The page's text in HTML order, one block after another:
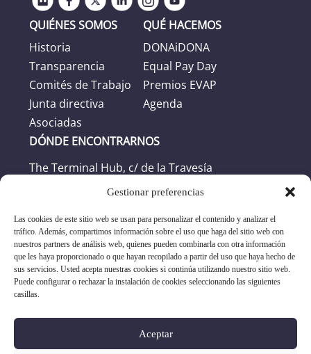
Gestionar preferencias
Las cookies de este sitio web se usan para personalizar el contenido y analizar el
tráfico. Además, compartimos información sobre el uso que haga del sitio web con
nuestros partners de análisis web, quienes pueden combinarla con otra información
que les haya proporcionado o que hayan recopilado a partir del uso que haya hecho de
sus servicios. Usted acepta nuestras cookies si continúa utilizando nuestro sitio web.
Puede configurar o rechazar la instalación de cookies seleccionando las siguientes
casillas.
Aceptar
QUIÉNES SOMOS
Historia
Transparencia
Comités de Trabajo
Junta directiva
Asociadas
QUÉ HACEMOS
DONAiDONA
Equal Pay Day
Premios EVAP
Agenda
DÓNDE ENCONTRARNOS
The Terminal Hub, c/ de la Travesía
Horario
Horario oficina: L-J: 8:30h -17:30h. V: 8:30h -
16:30h
+34 96 351 17 19